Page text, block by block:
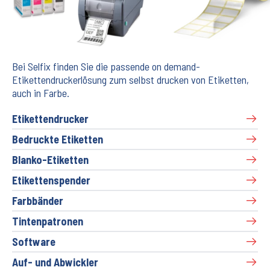
Bei Selfix finden Sie die passende on demand-
Etikettendruckerlösung zum selbst drucken von Etiketten,
auch in Farbe.
Etikettendrucker
Bedruckte Etiketten
Blanko-Etiketten
Etikettenspender
Farbbänder
Tintenpatronen
Software
Auf- und Abwickler